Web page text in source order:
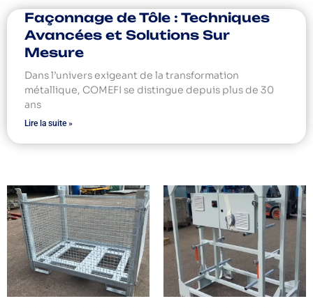
Façonnage de Tôle : Techniques
Avancées et Solutions Sur
Mesure
Dans l’univers exigeant de la transformation
métallique, COMEFI se distingue depuis plus de 30
ans
Lire la suite »